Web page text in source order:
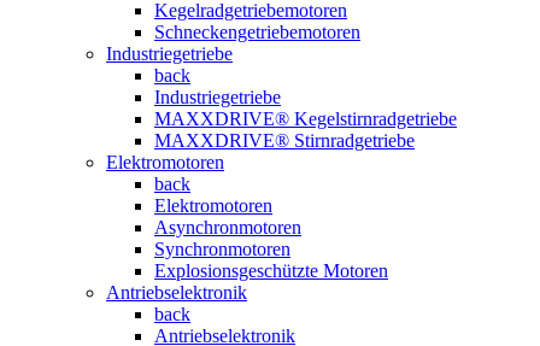
Kegelradgetriebemotoren
Schneckengetriebemotoren
Industriegetriebe
back
Industriegetriebe
MAXXDRIVE® Kegelstirnradgetriebe
MAXXDRIVE® Stirnradgetriebe
Elektromotoren
back
Elektromotoren
Asynchronmotoren
Synchronmotoren
Explosionsgeschützte Motoren
Antriebselektronik
back
Antriebselektronik